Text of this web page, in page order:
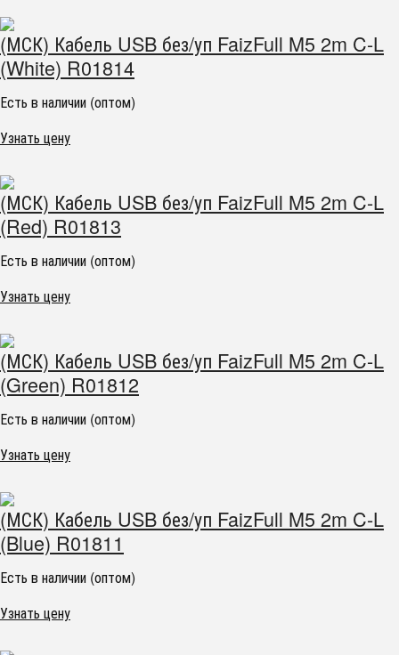
(МСК) Кабель USB без/уп FaizFull M5 2m C-L
(White) R01814
Есть в наличии (оптом)
Узнать цену
(МСК) Кабель USB без/уп FaizFull M5 2m C-L
(Red) R01813
Есть в наличии (оптом)
Узнать цену
(МСК) Кабель USB без/уп FaizFull M5 2m C-L
(Green) R01812
Есть в наличии (оптом)
Узнать цену
(МСК) Кабель USB без/уп FaizFull M5 2m C-L
(Blue) R01811
Есть в наличии (оптом)
Узнать цену